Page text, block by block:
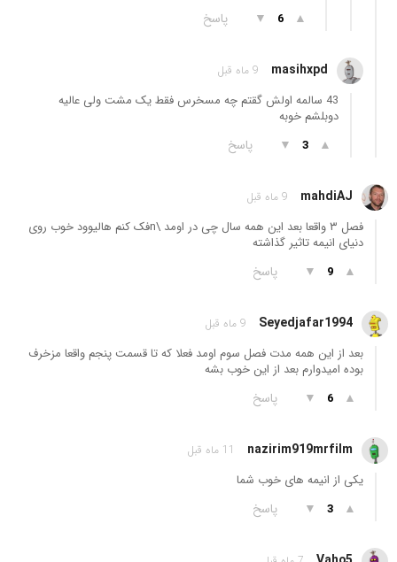
▲
6
▼ پاسخ
masihxpd 9 ماه قبل
43 سالمه اولش گقتم چه مسخرس فقط یک مشت ولی عالیه
دوبلشم خوبه
▲
3
▼ پاسخ
mahdiAJ 9 ماه قبل
فصل ۳ واقعا بعد این همه سال چی در اومد \nفک کنم هالیوود خوب روی
دنیای انیمه تاثیر گذاشته
▲
9
▼ پاسخ
Seyedjafar1994 9 ماه قبل
بعد از این همه مدت فصل سوم اومد فعلا که تا قسمت پنجم واقعا مزخرف
بوده امیدوارم بعد از این خوب بشه
▲
6
▼ پاسخ
nazirim919mrfilm 11 ماه قبل
یکی از انیمه های خوب شما
▲
3
▼ پاسخ